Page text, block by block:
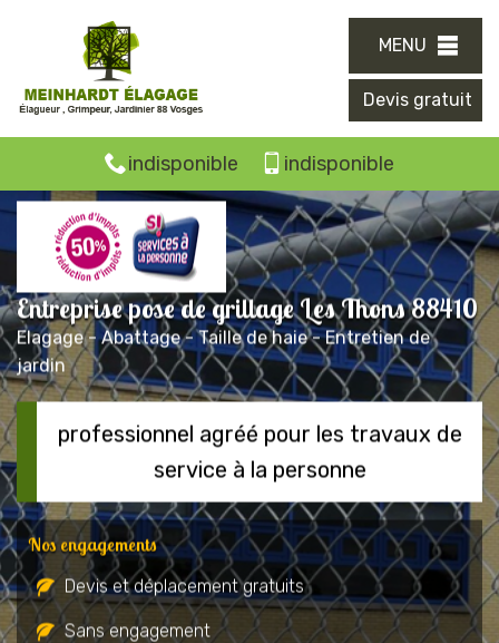
MENU
Devis gratuit
indisponible indisponible
Entreprise pose de grillage Les Thons 88410
Elagage - Abattage - Taille de haie - Entretien de
jardin
professionnel agréé pour les travaux de
service à la personne
Nos engagements
Devis et déplacement gratuits
Sans engagement